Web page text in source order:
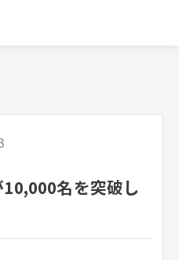
名を突破し